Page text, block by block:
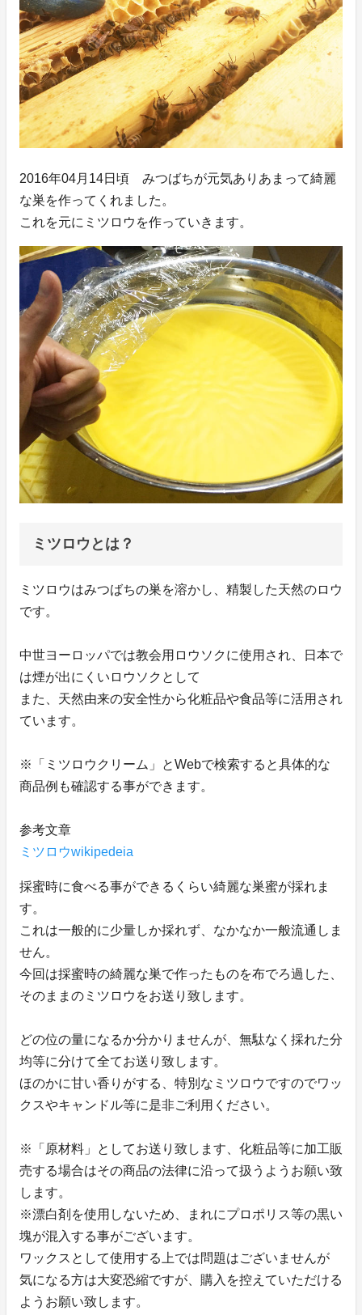
2016年04月14日頃 みつばちが元気ありあまって綺麗
な巣を作ってくれました。
これを元にミツロウを作っていきます。
ミツロウとは？
ミツロウはみつばちの巣を溶かし、精製した天然のロウ
です。
中世ヨーロッパでは教会用ロウソクに使用され、日本で
は煙が出にくいロウソクとして
また、天然由来の安全性から化粧品や食品等に活用され
ています。
※「ミツロウクリーム」とWebで検索すると具体的な
商品例も確認する事ができます。
参考文章
ミツロウwikipedeia
採蜜時に食べる事ができるくらい綺麗な巣蜜が採れま
す。
これは一般的に少量しか採れず、なかなか一般流通しま
せん。
今回は採蜜時の綺麗な巣で作ったものを布でろ過した、
そのままのミツロウをお送り致します。
どの位の量になるか分かりませんが、無駄なく採れた分
均等に分けて全てお送り致します。
ほのかに甘い香りがする、特別なミツロウですのでワッ
クスやキャンドル等に是非ご利用ください。
※「原材料」としてお送り致します、化粧品等に加工販
売する場合はその商品の法律に沿って扱うようお願い致
します。
※漂白剤を使用しないため、まれにプロポリス等の黒い
塊が混入する事がございます。
ワックスとして使用する上では問題はございませんが
気になる方は大変恐縮ですが、購入を控えていただける
ようお願い致します。